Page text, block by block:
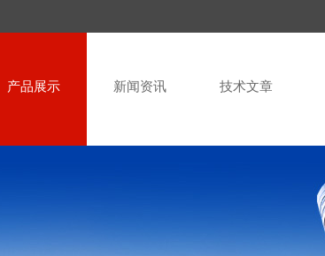
产品展示 新闻资讯 技术文章